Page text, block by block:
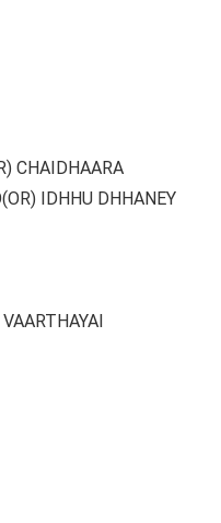
CHAIDHAARA
IDHHU DHHANEY